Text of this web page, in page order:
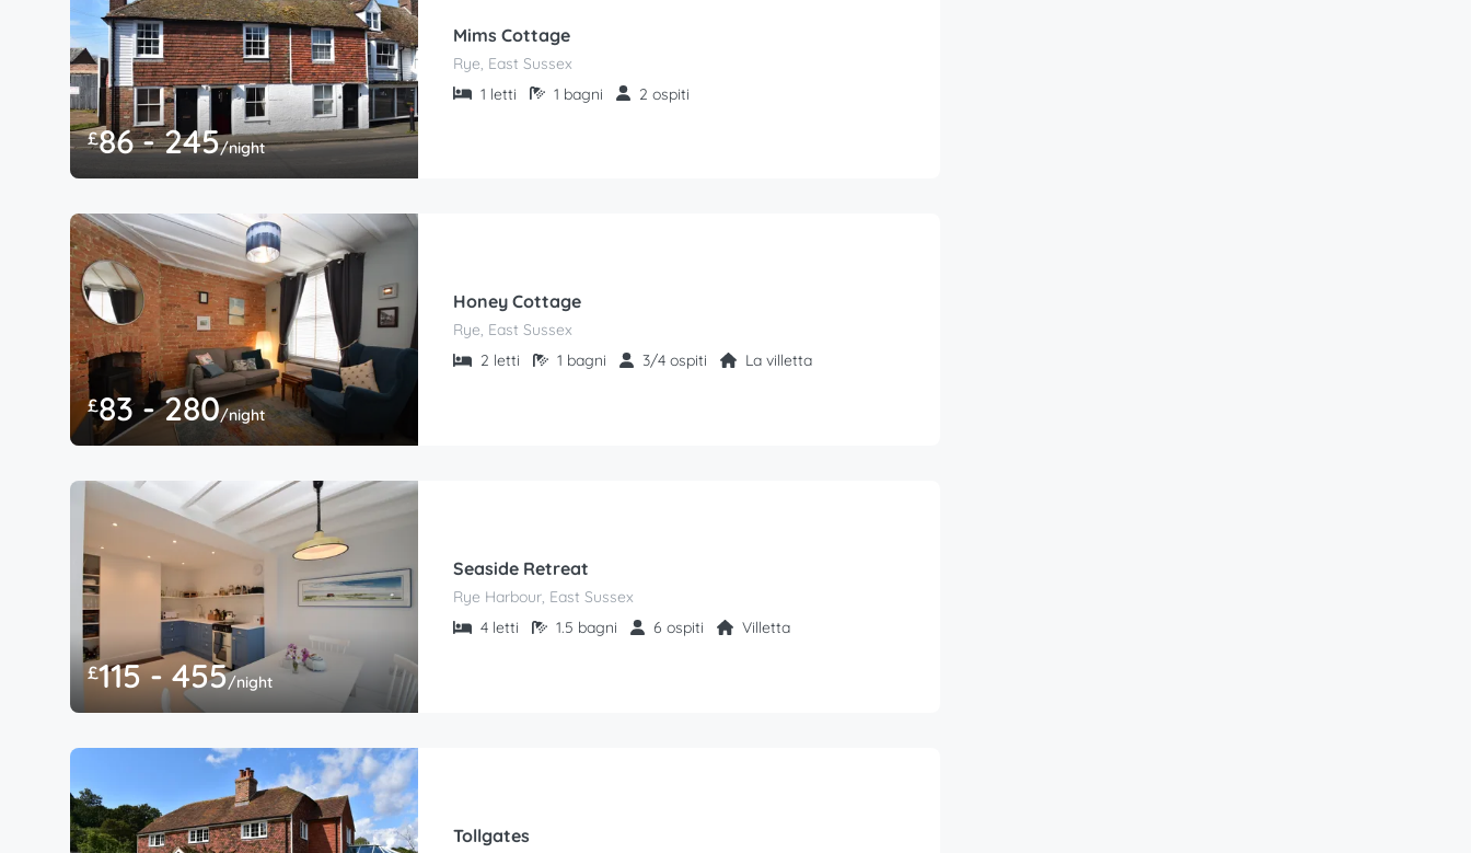
£86 - 245/night
Mims Cottage
Rye, East Sussex
1 letti
1 bagni 2 ospiti
£83 - 280/night
Honey Cottage
Rye, East Sussex
2 letti
1 bagni 3/4 ospiti La villetta
£115 - 455/night
Seaside Retreat
Rye Harbour, East Sussex
4 letti
1.5 bagni 6 ospiti Villetta
Tollgates